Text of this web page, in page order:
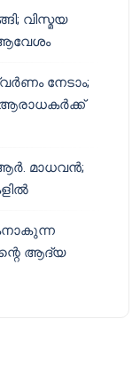
വിസ്മയ
നേടാം;
ആരാധകർക്ക്
മാധവൻ;
ആദ്യ